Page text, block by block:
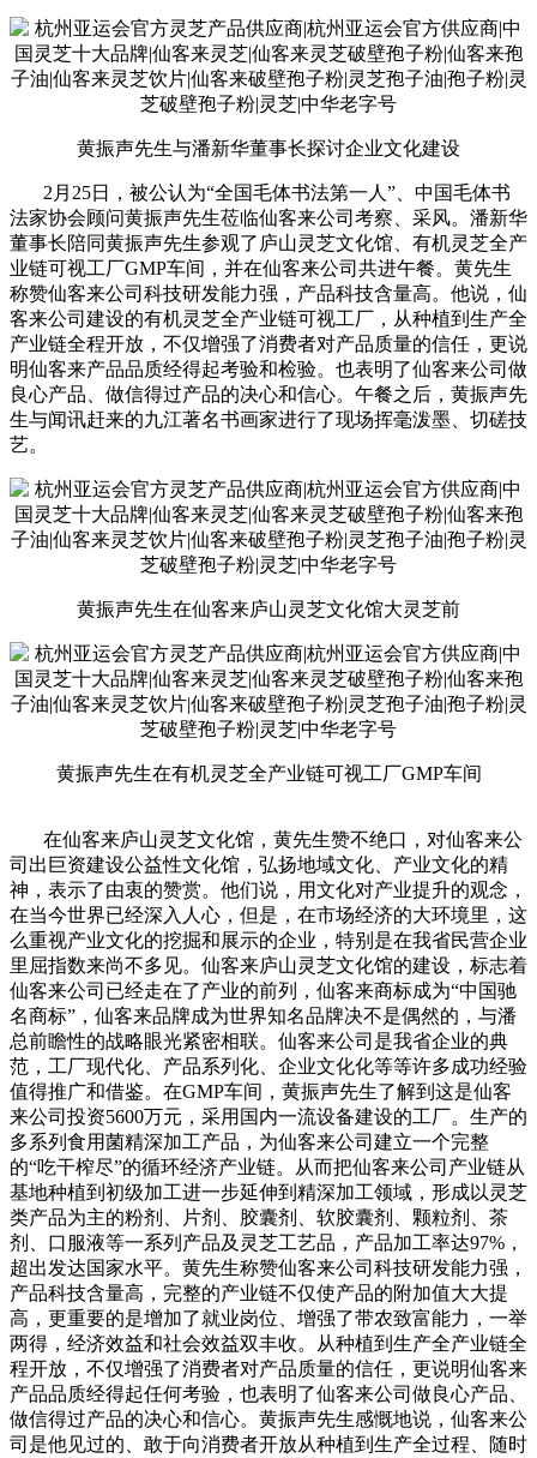
黄振声先生与潘新华董事长探讨企业文化建设
2月25日，被公认为“全国毛体书法第一人”、中国毛体书
法家协会顾问黄振声先生莅临仙客来公司考察、采风。潘新华
董事长陪同黄振声先生参观了庐山灵芝文化馆、有机灵芝全产
业链可视工厂GMP车间，并在仙客来公司共进午餐。黄先生
称赞仙客来公司科技研发能力强，产品科技含量高。他说，仙
客来公司建设的有机灵芝全产业链可视工厂，从种植到生产全
产业链全程开放，不仅增强了消费者对产品质量的信任，更说
明仙客来产品品质经得起考验和检验。也表明了仙客来公司做
良心产品、做信得过产品的决心和信心。午餐之后，黄振声先
生与闻讯赶来的九江著名书画家进行了现场挥毫泼墨、切磋技
艺。
黄振声先生在仙客来庐山灵芝文化馆大灵芝前
黄振声先生在有机灵芝全产业链可视工厂GMP车间
在仙客来庐山灵芝文化馆，黄先生赞不绝口，对仙客来公
司出巨资建设公益性文化馆，弘扬地域文化、产业文化的精
神，表示了由衷的赞赏。他们说，用文化对产业提升的观念，
在当今世界已经深入人心，但是，在市场经济的大环境里，这
么重视产业文化的挖掘和展示的企业，特别是在我省民营企业
里屈指数来尚不多见。仙客来庐山灵芝文化馆的建设，标志着
仙客来公司已经走在了产业的前列，仙客来商标成为“中国驰
名商标”，仙客来品牌成为世界知名品牌决不是偶然的，与潘
总前瞻性的战略眼光紧密相联。仙客来公司是我省企业的典
范，工厂现代化、产品系列化、企业文化化等等许多成功经验
值得推广和借鉴。在GMP车间，黄振声先生了解到这是仙客
来公司投资5600万元，采用国内一流设备建设的工厂。生产的
多系列食用菌精深加工产品，为仙客来公司建立一个完整
的“吃干榨尽”的循环经济产业链。从而把仙客来公司产业链从
基地种植到初级加工进一步延伸到精深加工领域，形成以灵芝
类产品为主的粉剂、片剂、胶囊剂、软胶囊剂、颗粒剂、茶
剂、口服液等一系列产品及灵芝工艺品，产品加工率达97%，
超出发达国家水平。黄先生称赞仙客来公司科技研发能力强，
产品科技含量高，完整的产业链不仅使产品的附加值大大提
高，更重要的是增加了就业岗位、增强了带农致富能力，一举
两得，经济效益和社会效益双丰收。从种植到生产全产业链全
程开放，不仅增强了消费者对产品质量的信任，更说明仙客来
产品品质经得起任何考验，也表明了仙客来公司做良心产品、
做信得过产品的决心和信心。黄振声先生感慨地说，仙客来公
司是他见过的、敢于向消费者开放从种植到生产全过程、随时